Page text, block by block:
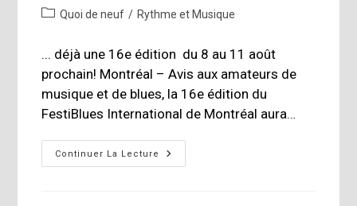
de
publiée :
PostQuoi de neuf / Rythme et Musique
... déjà une 16e édition du 8 au 11 août
prochain! Montréal – Avis aux amateurs de
musique et de blues, la 16e édition du
FestiBlues International de Montréal aura…
Continuer La Lecture
Le
FestiBlues